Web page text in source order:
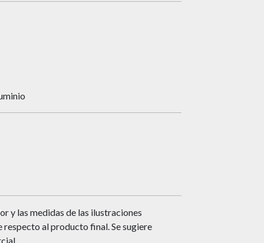
y las medidas de las ilustraciones
al producto final. Se sugiere